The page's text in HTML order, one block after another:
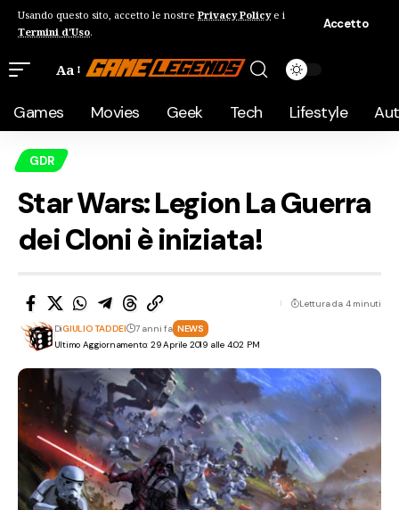
Usando questo sito, accetto le nostre Privacy Policye i
Termini d'Uso.
Accetto
Aa
Games Movies Geek Tech Lifestyle
GDR
Star Wars: Legion La Guerra
dei Cloni è iniziata!
Ultimo Aggiornamento: 29 Aprile 2019 alle 4:02 PM
DiGIULIO TADDEI 7 anni fa NEWS
Lettura da 4 minuti